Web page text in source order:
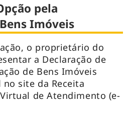
pela
Imóveis
o proprietário do
a Declaração de
de Bens Imóveis
site da Receita
de Atendimento (e-